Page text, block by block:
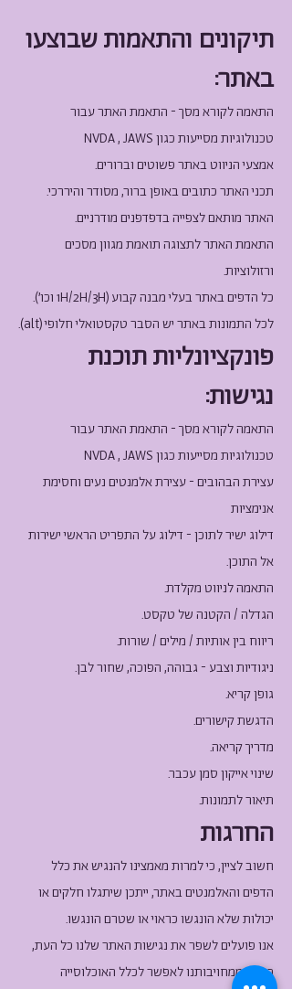
תיקונים והתאמות שבוצעו
באתר:
התאמה לקורא מסך - התאמת האתר עבור
טכנולוגיות מסייעות כגון NVDA , JAWS
אמצעי הניווט באתר פשוטים וברורים.
תכני האתר כתובים באופן ברור, מסודר והיררכי.
האתר מותאם לצפייה בדפדפנים מודרניים.
התאמת האתר לתצוגה תואמת מגוון מסכים
ורזולוציות.
כל הדפים באתר בעלי מבנה קבוע (1H/2H/3H וכו').
לכל התמונות באתר יש הסבר טקסטואלי חלופי (alt).
פונקציונליות תוכנת
נגישות:
התאמה לקורא מסך - התאמת האתר עבור
טכנולוגיות מסייעות כגון NVDA , JAWS
עצירת הבהובים - עצירת אלמנטים נעים וחסימת
אנימציות
דילוג ישיר לתוכן - דילוג על התפריט הראשי ישירות
אל התוכן.
התאמה לניווט מקלדת.
הגדלה / הקטנה של טקסט.
ריווח בין אותיות / מילים / שורות.
ניגודיות וצבע - גבוהה, הפוכה, שחור לבן.
גופן קריא.
הדגשת קישורים.
מדריך קריאה.
שינוי אייקון סמן עכבר.
תיאור לתמונות.
החרגות
חשוב לציין, כי למרות מאמצינו להנגיש את כלל
הדפים והאלמנטים באתר, ייתכן שיתגלו חלקים או
יכולות שלא הונגשו כראוי או שטרם הונגשו.
אנו פועלים לשפר את נגישות האתר שלנו כל העת,
כחלק ממחויבותנו לאפשר לכלל האוכלוסייה